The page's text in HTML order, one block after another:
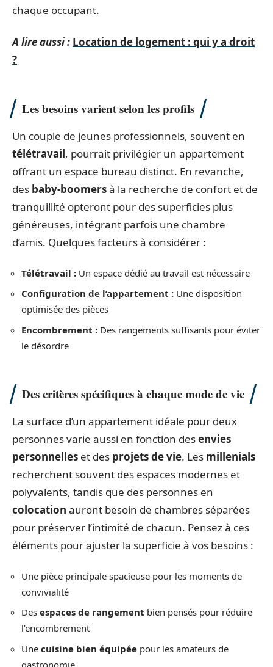
chaque occupant.
A lire aussi : Location de logement : qui y a droit
?
Les besoins varient selon les profils
Un couple de jeunes professionnels, souvent en
télétravail, pourrait privilégier un appartement
offrant un espace bureau distinct. En revanche,
des baby-boomersà la recherche de confort et de
tranquillité opteront pour des superficies plus
généreuses, intégrant parfois une chambre
d’amis. Quelques facteurs à considérer :
Télétravail : Un espace dédié au travail est nécessaire
Configuration de l’appartement : Une disposition
optimisée des pièces
Encombrement : Des rangements suffisants pour éviter
le désordre
Des critères spécifiques à chaque mode de vie
La surface d’un appartement idéale pour deux
personnes varie aussi en fonction desenvies
personnelles et des projets de vie. Les millenials
recherchent souvent des espaces modernes et
polyvalents, tandis que des personnes en
colocation auront besoin de chambres séparées
pour préserver l’intimité de chacun. Pensez à ces
éléments pour ajuster la superficie à vos besoins :
Une pièce principale spacieuse pour les moments de
convivialité
Des espaces de rangement bien pensés pour réduire
l’encombrement
Une cuisine bien équipée pour les amateurs de
gastronomie